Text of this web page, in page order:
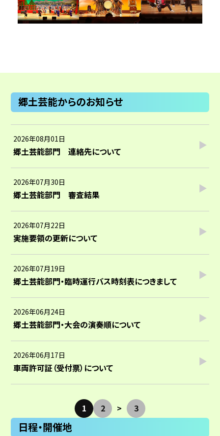
郷土芸能からのお知らせ
2026年08月01日
郷土芸能部門 連絡先について
2026年07月30日
郷土芸能部門 審査結果
2026年07月22日
実施要領の更新について
2026年07月19日
郷土芸能部門・臨時運行バス時刻表につきまして
2026年06月24日
郷土芸能部門・大会の演奏順について
2026年06月17日
車両許可証（受付票）について
1 2 > 3
日程・開催地